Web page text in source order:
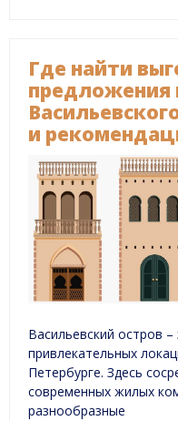
Где найти
предложения
и
Васильевский остров
привлекательных
Петербурге. Здесь
современных жилых
разнообразные